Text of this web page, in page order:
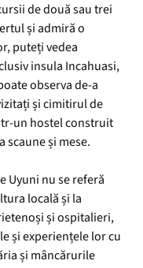
de două sau trei
și admiră o
puteți vedea
insula Incahuasi,
observa de-a
și cimitirul de
un hostel construit
scaune și mese.
Uyuni nu se referă
locală și la
și ospitalieri,
și experiențele lor cu
și mâncărurile